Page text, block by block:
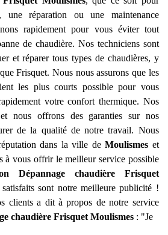
une réparation ou une maintenance
rapidement pour vous éviter tout
de chaudière. Nos techniciens sont
et réparer tous types de chaudières, y
Frisquet. Nous nous assurons que les
les plus courts possible pour vous
votre confort thermique. Nos
nous offrons des garanties sur nos
de la qualité de notre travail. Nous
dans la ville deMoulismes et
à vous offrir le meilleur service possible
Dépannage chaudière Frisquet
sont notre meilleure publicité !
clients a dit à propos de notre service
chaudière Frisquet Moulismes : "Je